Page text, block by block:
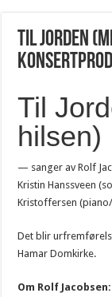
Til Jorden
Til
hilsen)
— sanger av Rolf
Kristin Hanssveen
Kristoffersen
Det blir
Hamar Domkirke.
Om Rolf